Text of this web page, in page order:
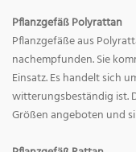
Pflanzgefäß Polyrattan
Pflanzgefäße aus
nachempfunden. Sie
Einsatz. Es handelt sich
witterungsbeständig ist.
Größen angeboten und